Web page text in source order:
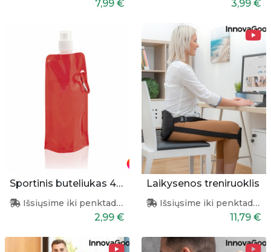
7,99 € 3,99 €
Sportinis buteliukas 400ml
Išsiųsime iki penktadienio
2,99 €
Laikysenos treniruoklis
Išsiųsime iki penktadienio
11,79 €